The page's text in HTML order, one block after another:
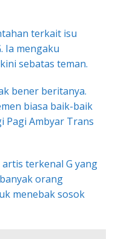
terkait isu
Ia mengaku
sebatas teman.
bener beritanya.
biasa baik-baik
Pagi Ambyar Trans
terkenal G yang
orang
menebak sosok